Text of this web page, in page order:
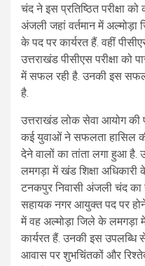
चंद ने इस प्रतिष्ठित परीक्षा
अंजली जहां वर्तमान में अल्मोड़ा
के पद पर कार्यरत हैं. वहीं
उत्तराखंड पीसीएस परीक्षा
में सफल रही है. उनकी इस
है.
उत्तराखंड लोक सेवा आयोग की
कई युवाओं ने सफलता हासिल
देने वालों का तांता लगा हुआ
लमगड़ा में खंड शिक्षा अधिकारी
टनकपुर निवासी अंजली चंद का
सहायक नगर आयुक्त पद पर होने
में वह अल्मोड़ा जिले के लमगड़ा
कार्यरत हैं. उनकी इस
आवास पर शुभचिंतकों और